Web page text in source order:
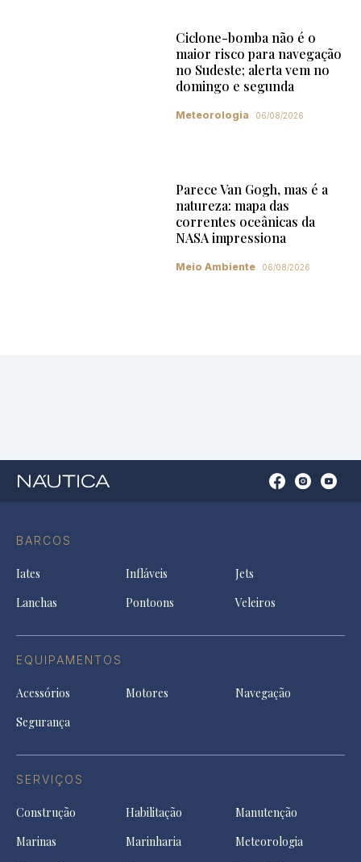
Ciclone-bomba não é o
maior risco para navegação
no Sudeste; alerta vem no
domingo e segunda
Meteorologia 06/08/2026
Parece Van Gogh, mas é a
natureza: mapa das
correntes oceânicas da
NASA impressiona
Meio Ambiente 06/08/2026
BARCOS
Iates Infláveis
Jets
Lanchas
Pontoons Veleiros
EQUIPAMENTOS
Acessórios Motores
Navegação
Segurança
SERVIÇOS
Construção Habilitação
Manutenção
Marinas
Marinharia
Meteorologia
OpenOpenOpen